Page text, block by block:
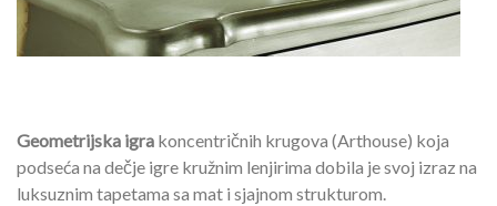
Geometrijska igra koncentričnih krugova (Arthouse) koja
podseća na dečje igre kružnim lenjirima dobila je svoj izraz na
luksuznim tapetama sa mat i sjajnom strukturom.